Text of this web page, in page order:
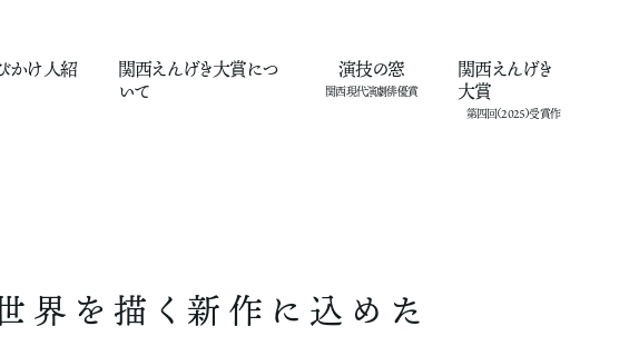
かけ人紹
関西えんげき大賞につ
いて
演技の窓
関西えんげき
大賞
を描く新作に込めた